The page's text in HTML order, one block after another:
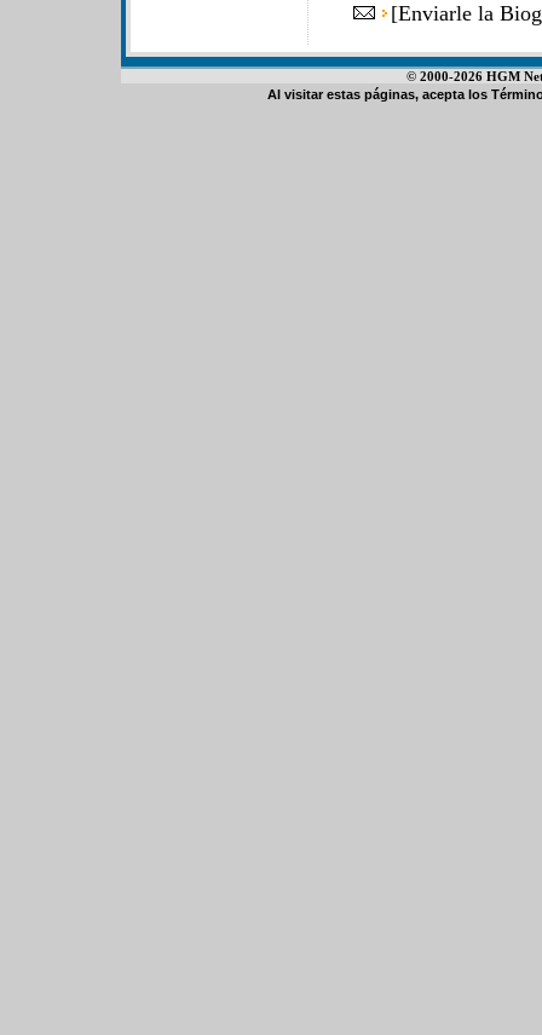
[Enviarle la
© 2000-2026 HGM
Al visitar estas páginas, acepta los